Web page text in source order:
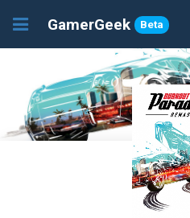
GamerGeek Beta